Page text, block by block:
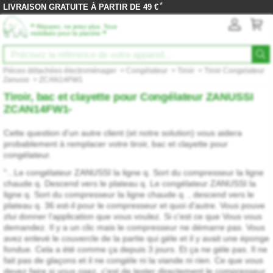
LIVRAISON GRATUITE À PARTIR DE 49 €*
‟ Réparez, ne jetez plus. Tous
mobilisés pour la planète ”
Pièces détachées électroménager Congélateur Tiroir
Tiroir Congelateur
Zanussi
ZCAN14FW1
Tiroir, bac et clayette pour Congélateur ZANUSSI
ZCAN14FW1-
Cette question d'un autre client (et notre solution) vous aidera
probablement à remplacer votre tiroir, bac et clayette pour
congélateur.
"...Le congélateur ZANUSSI la ligne q. Sort du compresseur la ligne
chaude q. Descend vers le plateau q. Le congélateur ZANUSSI la
ligne q. Sort du compresseur la ligne chaude q. , descend vers le
plateau q. 36 est-il pour le compresseur et quoi d'autre. Vous pouve
zlui donner l'application que vous voulez. Si c'est ce que Vous vous
demandez. Il y a un clic mais le compresseur ne démarre pas. Vous
avez enlevé le couvercle de la partie qui gèle et il y avait une éponge
fondue. Cela a été comme ça depuis 3 jours. Et ça ne gèle pas. Il ne
fait pas de glaçons et il ne congèle ni la viande ni rien. Ce que vous